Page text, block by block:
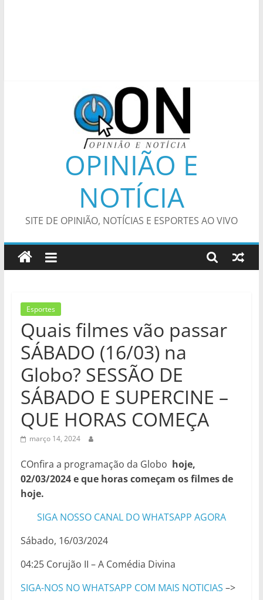
OPINIÃO E
NOTÍCIA
SITE DE OPINIÃO, NOTÍCIAS E ESPORTES AO VIVO
Esportes
Quais filmes vão passar
SÁBADO (16/03) na
Globo? SESSÃO DE
SÁBADO E SUPERCINE –
QUE HORAS COMEÇA
março 14, 2024
COnfira a programação da Globo hoje,
02/03/2024 e que horas começam os filmes de
hoje.
SIGA NOSSO CANAL DO WHATSAPP AGORA
Sábado, 16/03/2024
04:25 Corujão II – A Comédia Divina
SIGA-NOS NO WHATSAPP COM MAIS NOTICIAS –>